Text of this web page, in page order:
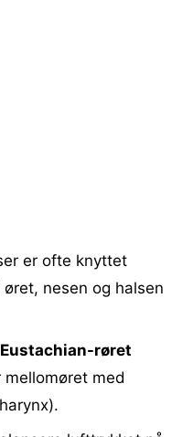
er ofte knyttet
nesen og halsen
røret
med